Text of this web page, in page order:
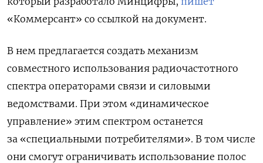
«Коммерсант» со ссылкой на документ.
В нем предлагается создать механизм
совместного использования радиочастотного
спектра операторами связи и силовыми
ведомствами. При этом «динамическое
управление» этим спектром останется
за «специальными потребителями». В том числе
они смогут ограничивать использование полос